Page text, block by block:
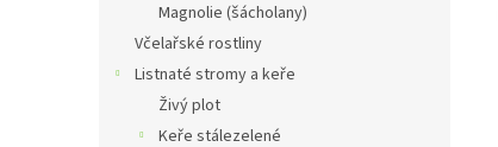
Magnolie (šácholany)
Včelařské rostliny
Listnaté stromy a keře
Živý plot
Keře stálezelené